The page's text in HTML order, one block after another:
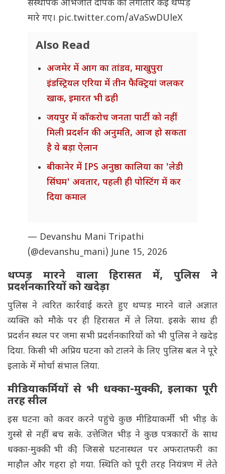
संस्थापक अभिजीत दीपके को लगातार कई थप्पड़
मारे गए। pic.twitter.com/aVaSwDUleX
Also Read
अजमेर में आग का तांडव, माखुपुरा
इंडस्ट्रियल एरिया में तीन फैक्ट्रियां जलकर
खाक, इमारत भी ढही
जयपुर में कॉकरोच जनता पार्टी को नहीं
मिली प्रदर्शन की अनुमति, आज हो सकता
है ये बड़ा ऐलान
बीकानेर में IPS अनुष्ठा कालिया का 'लेडी
सिंघम' अवतार, पहली ही पोस्टिंग में कर
दिया कमाल
— Devanshu Mani Tripathi
(@devanshu_mani)June 15, 2026
थप्पड़ मारने वाला हिरासत में, पुलिस ने
प्रदर्शनकारियों को खदेड़ा
पुलिस ने त्वरित कार्रवाई करते हुए थप्पड़ मारने वाले अज्ञात
व्यक्ति को मौके पर ही हिरासत में ले लिया. इसके साथ ही
प्रदर्शन स्थल पर जमा सभी प्रदर्शनकारियों को भी पुलिस ने खदेड़
दिया. किसी भी अप्रिय घटना को टालने के लिए पुलिस बल ने पूरे
इलाके में मोर्चा संभाल लिया.
मीडियाकर्मियों से भी धक्का-मुक्की, इलाका पूरी
तरह सील
इस घटना को कवर करने पहुंचे कुछ मीडियाकर्मी भी भीड़ के
गुस्से से नहीं बच सके. उत्तेजित भीड़ ने कुछ पत्रकारों के साथ
धक्का-मुक्की भी की, जिससे घटनास्थल पर अफरातफरी का
माहौल और गहरा हो गया. स्थिति को पूरी तरह नियंत्रण में लेते